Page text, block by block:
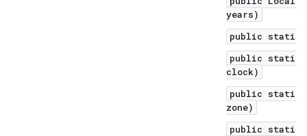
years)
public static
public static
clock)
public static
zone)
public static